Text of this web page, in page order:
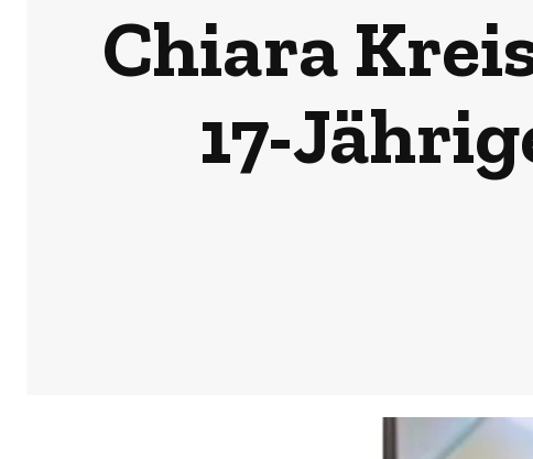
Chiara
17-